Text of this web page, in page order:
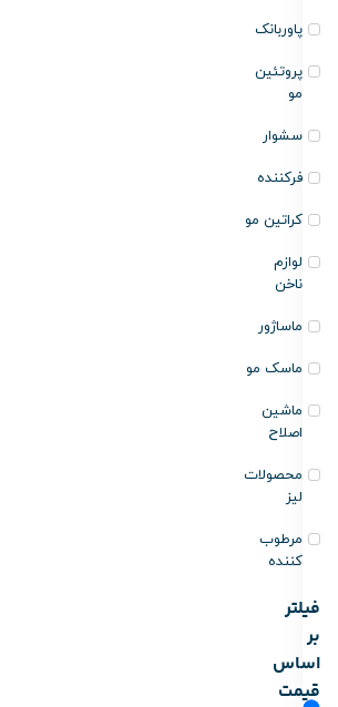
پاوربانک
پروتئین
مو
سشوار
فرکننده
کراتین مو
لوازم
ناخن
ماساژور
ماسک مو
ماشین
اصلاح
محصولات
لیز
مرطوب
کننده
فیلتر
بر
اساس
قیمت